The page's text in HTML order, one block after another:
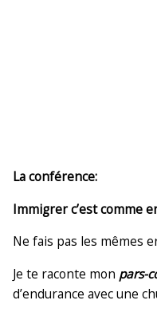
La conférence:
Immigrer c’est comme
Ne fais pas les mêmes
Je te raconte mon pars-
d’endurance avec une